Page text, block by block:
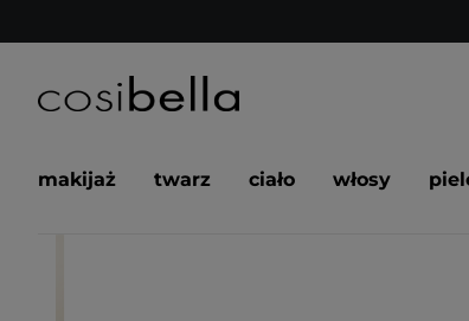
makijaż twarz ciało włosy